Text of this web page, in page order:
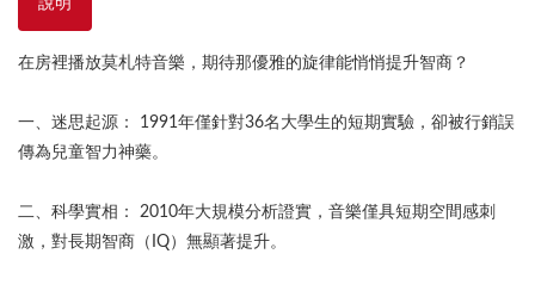
說明
在房裡播放莫札特音樂，期待那優雅的旋律能悄悄提升智商？
一、迷思起源： 1991年僅針對36名大學生的短期實驗，卻被行銷誤
傳為兒童智力神藥。
二、科學實相： 2010年大規模分析證實，音樂僅具短期空間感刺
激，對長期智商（IQ）無顯著提升。